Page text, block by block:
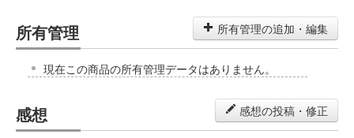
所有管理 所有管理の追加・編集
現在この商品の所有管理データはありません。
感想 感想の投稿・修正